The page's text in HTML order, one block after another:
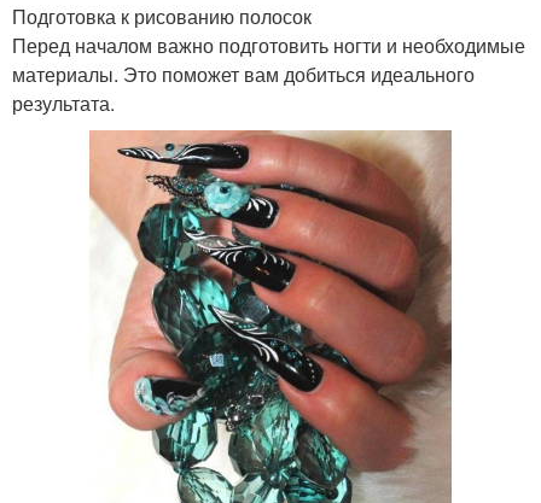
Подготовка к рисованию полосок
Перед началом важно подготовить ногти и необходимые
материалы. Это поможет вам добиться идеального
результата.